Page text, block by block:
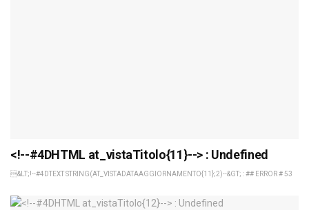
<!--#4DHTML at_vistaTitolo{11}--> : Undefined
&LT;!--#4DTEXT STRING(AT_VISTADATAAGGIORNAMENTO{11};2)--&GT; : ## ERROR # 53